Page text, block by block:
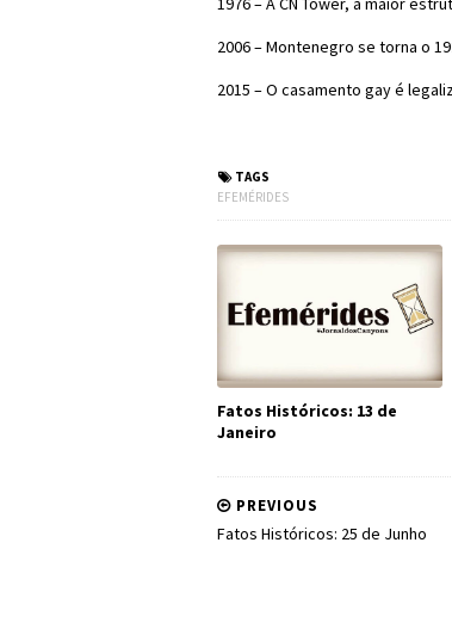
2006 – Montenegro se torna o
2015 – O casamento gay é
TAGS
EFEMÉRIDES
Fatos Históricos: 13 de
Janeiro
PREVIOUS
Fatos Históricos: 25 de Junho